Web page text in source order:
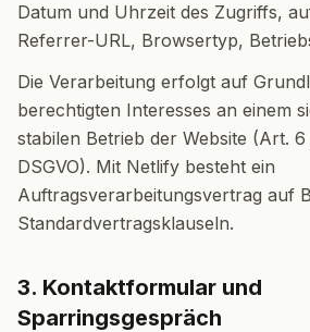
Datum und Uhrzeit des Zugriffs,
Referrer-URL, Browsertyp,
Die Verarbeitung erfolgt auf
berechtigten Interesses an einem
stabilen Betrieb der Website (Art. 6
DSGVO). Mit Netlify besteht ein
Auftragsverarbeitungsvertrag auf
Standardvertragsklauseln.
3. Kontaktformular und
Sparringsgespräch